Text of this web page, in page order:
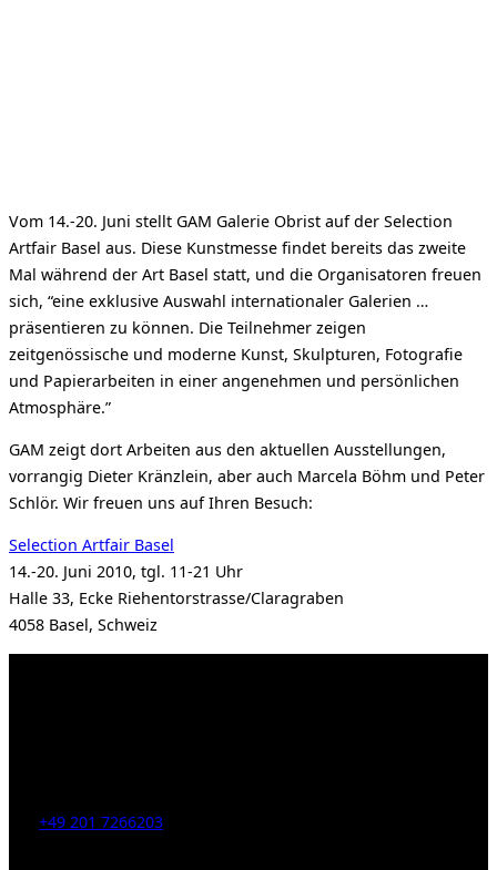
Vom 14.-20. Juni stellt GAM Galerie Obrist auf der Selection
Artfair Basel aus. Diese Kunstmesse findet bereits das zweite
Mal während der Art Basel statt, und die Organisatoren freuen
sich, “eine exklusive Auswahl internationaler Galerien …
präsentieren zu können. Die Teilnehmer zeigen
zeitgenössische und moderne Kunst, Skulpturen, Fotografie
und Papierarbeiten in einer angenehmen und persönlichen
Atmosphäre.”
GAM zeigt dort Arbeiten aus den aktuellen Ausstellungen,
vorrangig Dieter Kränzlein, aber auch Marcela Böhm und Peter
Schlör. Wir freuen uns auf Ihren Besuch:
Selection Artfair Basel
14.-20. Juni 2010, tgl. 11-21 Uhr
Halle 33, Ecke Riehentorstrasse/Claragraben
4058 Basel, Schweiz
+49 201 7266203